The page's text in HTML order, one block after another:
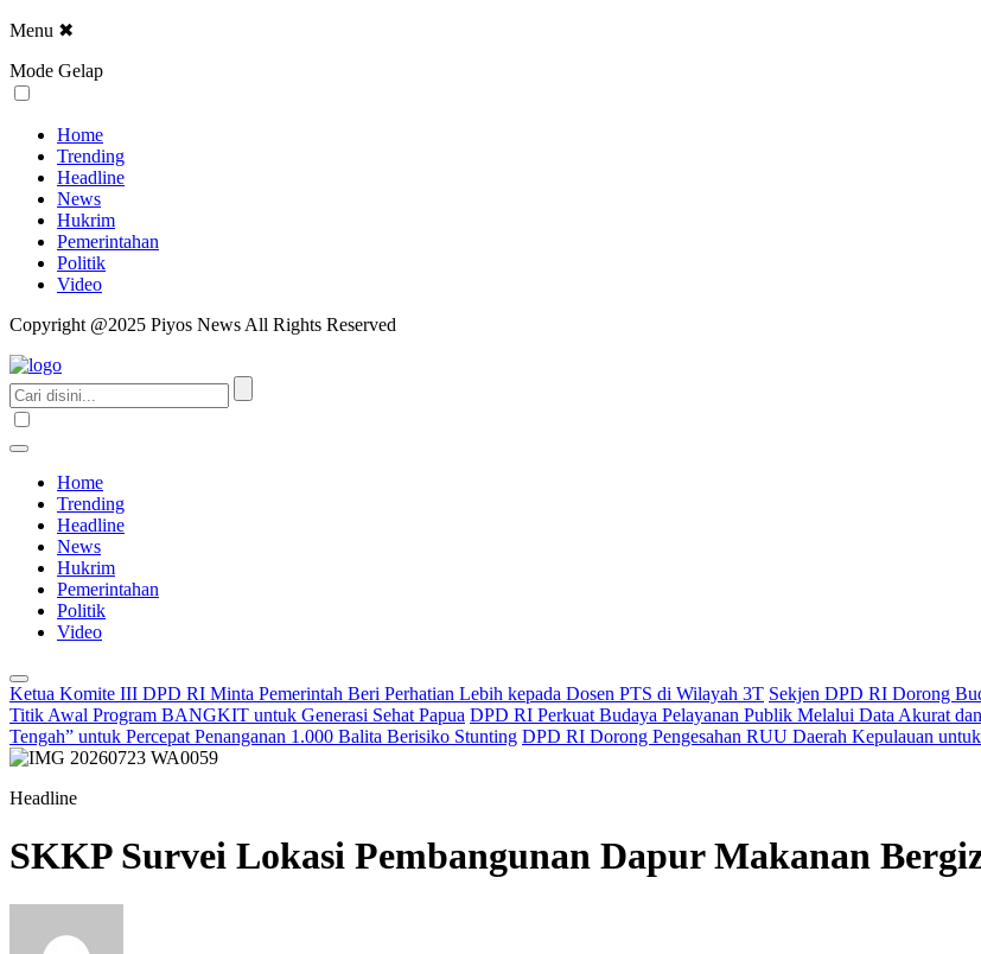
Menu ✖
Mode Gelap
Home
Trending
Headline
News
Hukrim
Pemerintahan
Politik
Video
Copyright @2025 Piyos News All Rights Reserved
Home
Trending
Headline
News
Hukrim
Pemerintahan
Politik
Video
Ketua Komite III DPD RI Minta Pemerintah Beri Perhatian Lebih kepada Dosen PTS di Wilayah 3T Sekjen DPD RI Dorong
Titik Awal Program BANGKIT untuk Generasi Sehat Papua DPD RI Perkuat Budaya Pelayanan Publik Melalui Data Akurat
Tengah” untuk Percepat Penanganan 1.000 Balita Berisiko Stunting DPD RI Dorong Pengesahan RUU Daerah Kepulauan
Headline
SKKP Survei Lokasi Pembangunan Dapur Makanan